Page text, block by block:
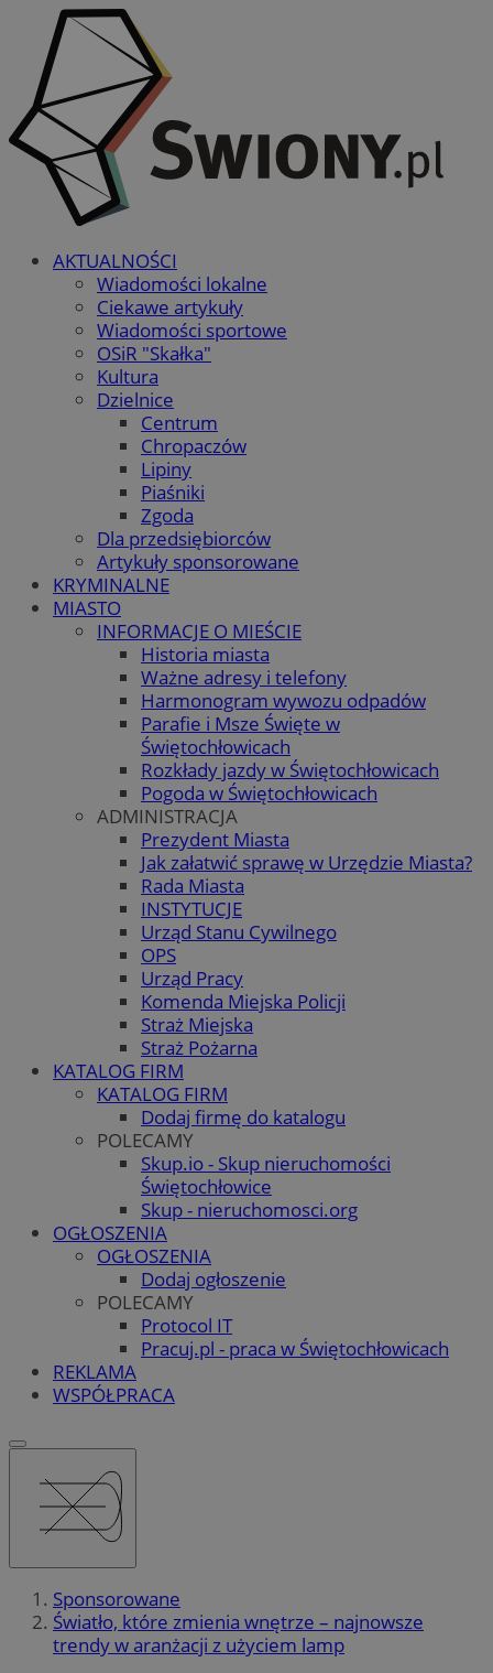
AKTUALNOŚCI
Wiadomości lokalne
Ciekawe artykuły
Wiadomości sportowe
OSiR "Skałka"
Kultura
Dzielnice
Centrum
Chropaczów
Lipiny
Piaśniki
Zgoda
Dla przedsiębiorców
Artykuły sponsorowane
KRYMINALNE
MIASTO
INFORMACJE O MIEŚCIE
Historia miasta
Ważne adresy i telefony
Harmonogram wywozu odpadów
Parafie i Msze Święte w
Świętochłowicach
Rozkłady jazdy w Świętochłowicach
Pogoda w Świętochłowicach
ADMINISTRACJA
Prezydent Miasta
Jak załatwić sprawę w Urzędzie Miasta?
Rada Miasta
INSTYTUCJE
Urząd Stanu Cywilnego
OPS
Urząd Pracy
Komenda Miejska Policji
Straż Miejska
Straż Pożarna
KATALOG FIRM
KATALOG FIRM
Dodaj firmę do katalogu
POLECAMY
Skup.io - Skup nieruchomości
Świętochłowice
Skup - nieruchomosci.org
OGŁOSZENIA
OGŁOSZENIA
Dodaj ogłoszenie
POLECAMY
Protocol IT
Pracuj.pl - praca w Świętochłowicach
REKLAMA
WSPÓŁPRACA
Sponsorowane
Światło, które zmienia wnętrze – najnowsze
trendy w aranżacji z użyciem lamp